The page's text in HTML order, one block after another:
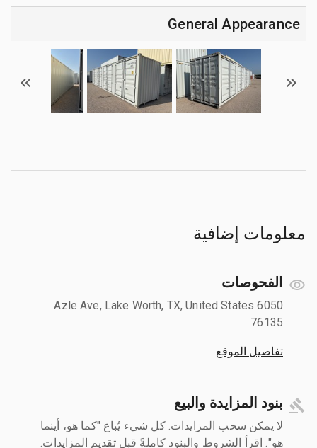
General Appearance
معلومات إضافية
الفحوصات
6050 Azle Ave, Lake Worth, TX, United States
76135
تفاصيل الموقع
بنود المزايدة والبيع
لا يمكن سحب المزايدات. كل شيء يُباع "كما هو، أينما
هو". اقرأ الشروط والبنود كاملةً قبل تقديم المزايدات.